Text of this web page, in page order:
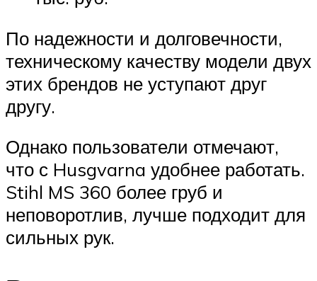
По надежности и долговечности,
техническому качеству модели двух
этих брендов не уступают друг
другу.
Однако пользователи отмечают,
что с Husgvarna удобнее работать.
Stihl MS 360 более груб и
неповоротлив, лучше подходит для
сильных рук.